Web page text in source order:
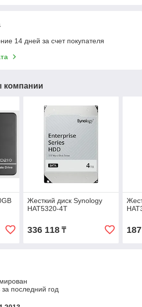
14 дней за счет покупателя
компании
Жесткий диск Synology
HAT5320-4T
336 118₸
последний год